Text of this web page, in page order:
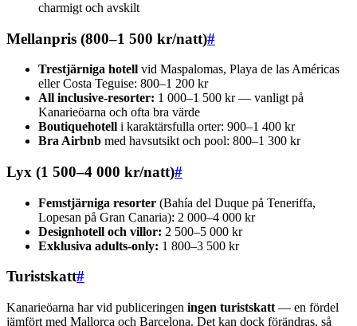
charmigt och avskilt
Mellanpris (800–1 500 kr/natt)#
Trestjärniga hotell vid Maspalomas, Playa de las Américas
eller Costa Teguise: 800–1 200 kr
All inclusive-resorter: 1 000–1 500 kr — vanligt på
Kanarieöarna och ofta bra värde
Boutiquehotell i karaktärsfulla orter: 900–1 400 kr
Bra Airbnb med havsutsikt och pool: 800–1 300 kr
Lyx (1 500–4 000 kr/natt)#
Femstjärniga resorter (Bahía del Duque på Teneriffa,
Lopesan på Gran Canaria): 2 000–4 000 kr
Designhotell och villor: 2 500–5 000 kr
Exklusiva adults-only: 1 800–3 500 kr
Turistskatt#
Kanarieöarna har vid publiceringen ingen turistskatt — en fördel
jämfört med Mallorca och Barcelona. Det kan dock förändras, så